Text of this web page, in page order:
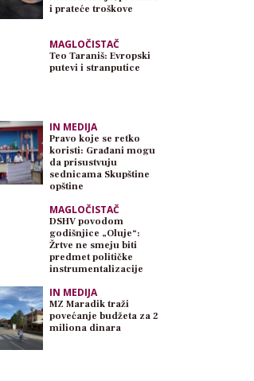
i prateće troškove
MAGLOČISTAČ
Teo Taraniš: Evropski
putevi i stranputice
IN MEDIJA
Pravo koje se retko
koristi: Građani mogu
da prisustvuju
sednicama Skupštine
opštine
MAGLOČISTAČ
DSHV povodom
godišnjice „Oluje“:
Žrtve ne smeju biti
predmet političke
instrumentalizacije
IN MEDIJA
MZ Maradik traži
povećanje budžeta za 2
miliona dinara